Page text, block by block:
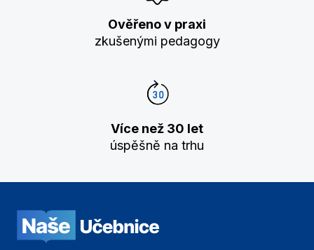
Ověřeno v praxi
zkušenými pedagogy
Více než 30 let
úspěšně na trhu